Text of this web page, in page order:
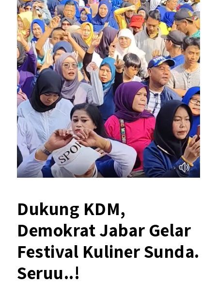
Dukung KDM,
Demokrat Jabar Gelar
Festival Kuliner Sunda.
Seruu..!